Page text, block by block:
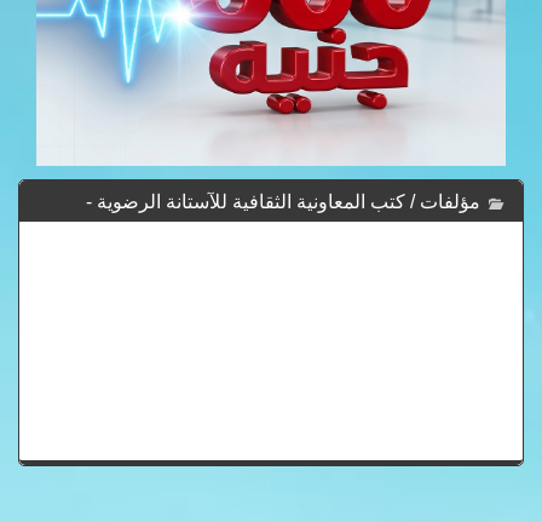
مؤلفات / كتب المعاونية الثقافية للآستانة الرضوية -